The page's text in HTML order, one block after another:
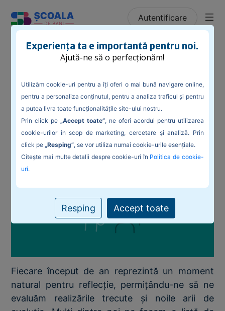
Autentificare
Blog / Ce opțiuni avem atunci când rezoluțiile
financiare, planificate la începutul anului, nu funcționează?
Ce opțiuni avem atunci când rezoluțiile
financiare, planificate la începutul
anului, nu funcționează?
Fiecare început de an reprezintă un moment
natural pentru reflecție, permițându-ne să ne
evaluăm realizările trecute și noile arii de
Experiența ta e importantă pentru noi.
Ajută-ne să o perfecționăm!
Utilizăm cookie-uri pentru a îți oferi o mai bună navigare online,
pentru a personaliza conținutul, pentru a analiza traficul și pentru
a putea livra toate funcționalitățile site-ului nostru.
Prin click pe
„Accept toate”, ne oferi acordul pentru utilizarea
cookie-urilor în scop de marketing, cercetare și analiză. Prin
click pe „Resping”, se vor utiliza numai cookie-urile esențiale.
Citește mai multe detalii despre cookie-uri în Politica de cookie-
uri.
Resping Accept toate